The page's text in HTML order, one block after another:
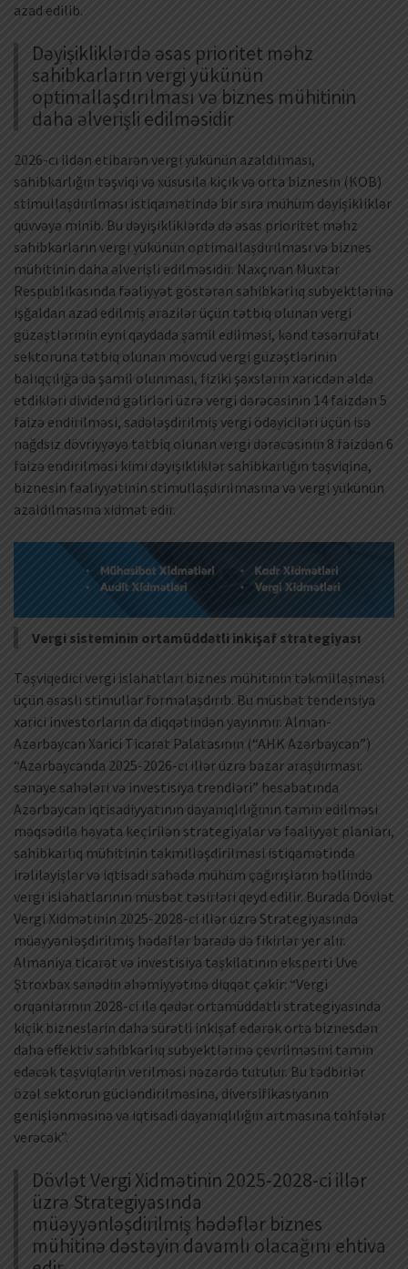
azad edilib.
Dəyişikliklərdə əsas prioritet məhz
sahibkarların vergi yükünün
optimallaşdırılması və biznes mühitinin
daha əlverişli edilməsidir
2026-cı ildən etibarən vergi yükünün azaldılması,
sahibkarlığın təşviqi və xüsusilə kiçik və orta biznesin (KOB)
stimullaşdırılması istiqamətində bir sıra mühüm dəyişikliklər
qüvvəyə minib. Bu dəyişikliklərdə də əsas prioritet məhz
sahibkarların vergi yükünün optimallaşdırılması və biznes
mühitinin daha əlverişli edilməsidir. Naxçıvan Muxtar
Respublikasında fəaliyyət göstərən sahibkarlıq subyektlərinə
işğaldan azad edilmiş ərazilər üçün tətbiq olunan vergi
güzəştlərinin eyni qaydada şamil edilməsi, kənd təsərrüfatı
sektoruna tətbiq olunan mövcud vergi güzəştlərinin
balıqçılığa da şamil olunması, fiziki şəxslərin xaricdən əldə
etdikləri dividend gəlirləri üzrə vergi dərəcəsinin 14 faizdən 5
faizə endirilməsi, sadələşdirilmiş vergi ödəyiciləri üçün isə
nağdsız dövriyyəyə tətbiq olunan vergi dərəcəsinin 8 faizdən 6
faizə endirilməsi kimi dəyişikliklər sahibkarlığın təşviqinə,
biznesin fəaliyyətinin stimullaşdırılmasına və vergi yükünün
azaldılmasına xidmət edir.
Vergi sisteminin ortamüddətli inkişaf strategiyası
Təşviqedici vergi islahatları biznes mühitinin təkmilləşməsi
üçün əsaslı stimullar formalaşdırıb. Bu müsbət tendensiya
xarici investorların da diqqətindən yayınmır. Alman-
Azərbaycan Xarici Ticarət Palatasının (“AHK Azərbaycan”)
“Azərbaycanda 2025-2026-cı illər üzrə bazar araşdırması:
sənaye sahələri və investisiya trendləri” hesabatında
Azərbaycan iqtisadiyyatının dayanıqlılığının təmin edilməsi
məqsədilə həyata keçirilən strategiyalar və fəaliyyət planları,
sahibkarlıq mühitinin təkmilləşdirilməsi istiqamətində
irəliləyişlər və iqtisadi sahədə mühüm çağırışların həllində
vergi islahatlarının müsbət təsirləri qeyd edilir. Burada Dövlət
Vergi Xidmətinin 2025-2028-ci illər üzrə Strategiyasında
müəyyənləşdirilmiş hədəflər barədə də fikirlər yer alır.
Almaniya ticarət və investisiya təşkilatının eksperti Uve
Ştroxbax sənədin əhəmiyyətinə diqqət çəkir: “Vergi
orqanlarının 2028-ci ilə qədər ortamüddətli strategiyasında
kiçik bizneslərin daha sürətli inkişaf edərək orta biznesdən
daha effektiv sahibkarlıq subyektlərinə çevrilməsini təmin
edəcək təşviqlərin verilməsi nəzərdə tutulur. Bu tədbirlər
özəl sektorun gücləndirilməsinə, diversifikasiyanın
genişlənməsinə və iqtisadi dayanıqlılığın artmasına töhfələr
verəcək”.
Dövlət Vergi Xidmətinin 2025-2028-ci illər
üzrə Strategiyasında
müəyyənləşdirilmiş hədəflər biznes
mühitinə dəstəyin davamlı olacağını ehtiva